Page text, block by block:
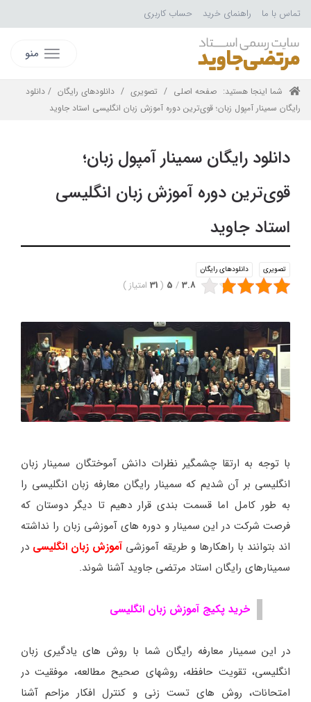
تماس با ما راهنمای خرید حساب کاربری
منو
شما اینجا هستید: صفحه اصلی / تصویری / دانلودهای رایگان / دانلود
رایگان سمینار آمپول زبان؛ قوی‌‌ترین دوره آموزش زبان انگلیسی استاد جاوید
دانلود رایگان سمینار آمپول زبان؛
قوی‌‌ترین دوره آموزش زبان انگلیسی
استاد جاوید
تصویری دانلودهای رایگان
3.8
/
5
(
31 امتیاز)
با توجه به ارتقا چشمگیر نظرات دانش آموختگان سمینار زبان
انگلیسی بر آن شدیم که سمینار رایگان معارفه زبان انگلیسی را
به طور کامل اما قسمت بندی قرار دهیم تا دیگر دوستان که
فرصت شرکت در این سمینار و دوره های آموزشی زبان را نداشته
اند بتوانند با راهکارها و طریقه آموزشی آموزش زبان انگلیسی در
سمینارهای رایگان استاد مرتضی جاوید آشنا شوند.
خرید پکیج آموزش زبان انگلیسی
در اين سمینار معارفه رایگان شما با روش های یادگیری زبان
انگلیسی، تقویت حافظه، روشهای صحیح مطالعه، موفقیت در
امتحانات، روش های تست زنی و کنترل افکار مزاحم آشنا